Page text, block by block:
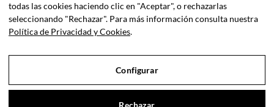
ASELEC CONSULTORES, S.L.P. es una firma especializada en
Asesoría Fiscal, Contable, Laboral y Jurídica, así como
Sociedad Profesional Inscrita en el Registro de Sociedades
Iltre. Colegio de Abogados de Murcia.
todas las cookies haciendo clic en "Aceptar", o rechazarlas
seleccionando "Rechazar". Para más información consulta nuestra
Política de Privacidad y Cookies.
Configurar
Rechazar